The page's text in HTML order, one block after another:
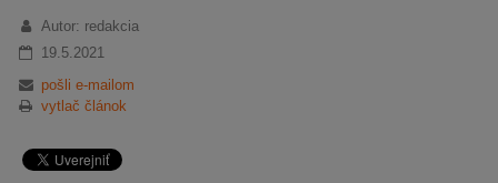
Autor: redakcia
19.5.2021
pošli e-mailom
vytlač článok